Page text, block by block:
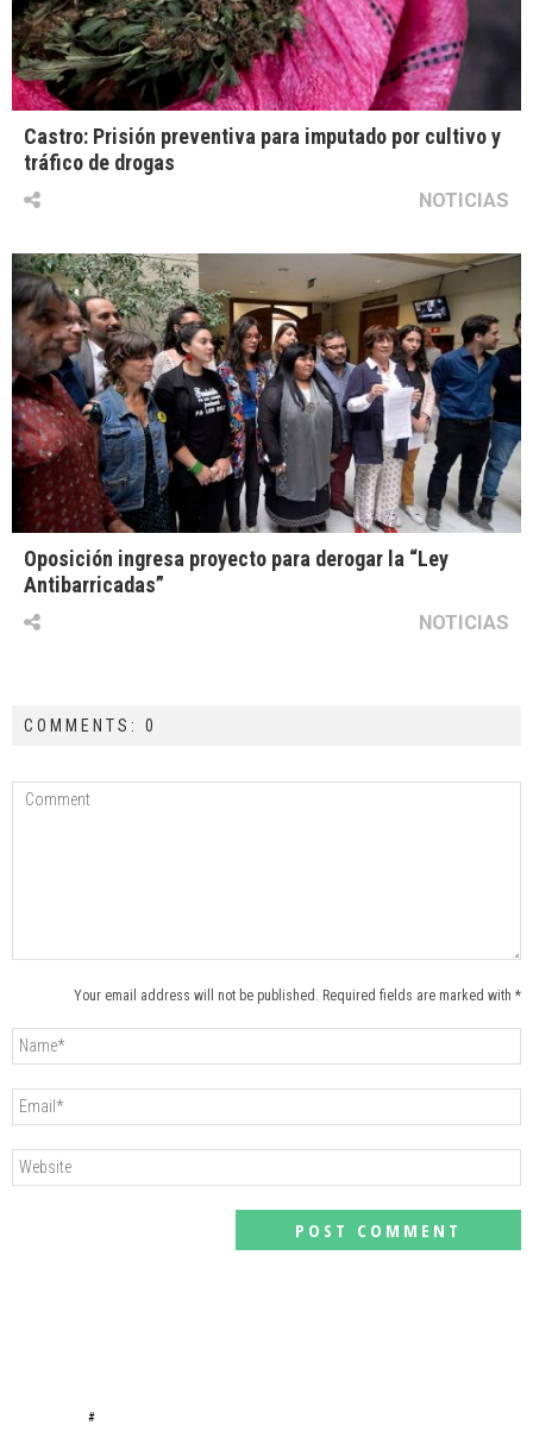
Castro: Prisión preventiva para imputado por cultivo y
tráfico de drogas
NOTICIAS
Oposición ingresa proyecto para derogar la “Ley
Antibarricadas”
NOTICIAS
COMMENTS: 0
Your email address will not be published. Required fields are marked with *
#